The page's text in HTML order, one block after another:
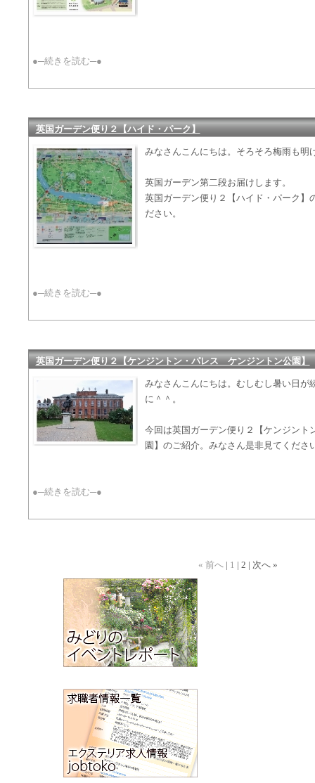
●─続きを読む─●
英国ガーデン便り２【ハイド・パーク】
みなさんこんにちは。そろそろ梅雨も明
英国ガーデン第二段お届けします。
英国ガーデン便り２【ハイド・パーク】
ださい。
●─続きを読む─●
英国ガーデン便り２【ケンジントン・パレス ケンジントン公園】
みなさんこんにちは。むしむし暑い日が
に＾＾。
今回は英国ガーデン便り２【ケンジン
園】のご紹介。みなさん是非見てくださ
●─続きを読む─●
« 前へ| 1 | 2 | 次へ »